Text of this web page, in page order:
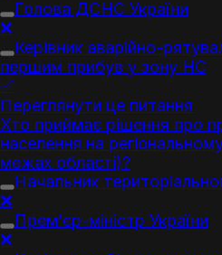
Голова ДСНС України
❌
Керівник аварійно-
першим прибув у зону НС
✅
Переглянути це питання
Хто приймає рішення про
населення на
межах області)?
Начальник
❌
Прем’єр-міністр України
❌